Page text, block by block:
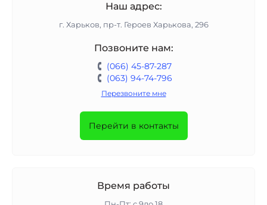
Наш адрес:
г. Харьков, пр-т. Героев Харькова, 296
Позвоните нам:
(066) 45-87-287
(063) 94-74-796
Перезвоните мне
Перейти в контакты
Время работы